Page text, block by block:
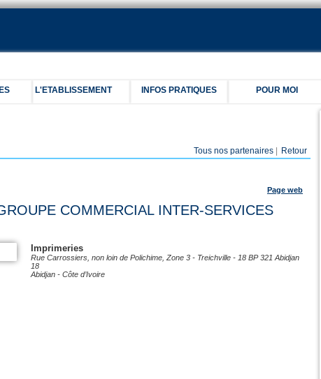
L'ETABLISSEMENT INFOS PRATIQUES POUR MOI
Retour
Tous nos partenaires
Page web
COMMERCIAL INTER-SERVICES
Imprimeries
Rue Carrossiers, non loin de Polichime, Zone 3 - Treichville - 18 BP 321 Abidjan
18
Abidjan - Côte d’Ivoire